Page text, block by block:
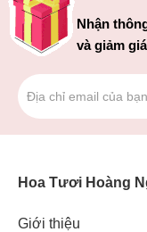
Nhận
và giảm
Hoa Tươi Hoàng
Giới thiệu